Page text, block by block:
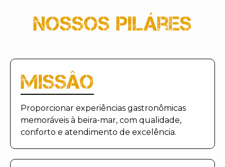
NOSSos piláres
MISSÂO
Proporcionar experiências gastronômicas
memoráveis à beira-mar, com qualidade,
conforto e atendimento de excelência.